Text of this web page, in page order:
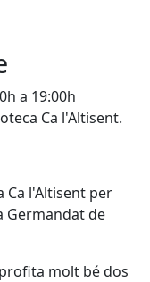
a 19:00h
Ca l'Altisent.
Ca l'Altisent per
Germandat de
molt bé dos